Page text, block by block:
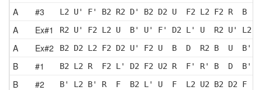
A #3 L2 U' F' B2 R2 D' B2 D2 U  F2 L2 F2 R  B
A Ex#1 R2 U' F2 L2 U  B' U' F' D2 L' U  R2 U' L2 U'
A Ex#2 B2 D2 L2 F2 D2 U' F2 U  B  D  R2 B  U  B'
B #1 B2 L2 R  F2 L' D2 F2 U2 R  F' R' B  D  B'
B #2 B' L2 B' R  F  B2 L' U  F  L2 U2 B2 D2 F